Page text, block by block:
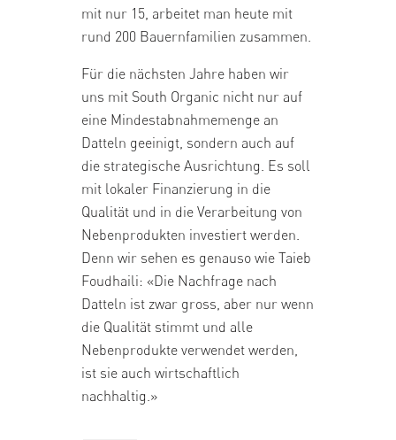
mit nur 15, arbeitet man heute mit
rund 200 Bauernfamilien zusammen.
Für die nächsten Jahre haben wir
uns mit South Organic nicht nur auf
eine Mindestabnahmemenge an
Datteln geeinigt, sondern auch auf
die strategische Ausrichtung. Es soll
mit lokaler Finanzierung in die
Qualität und in die Verarbeitung von
Nebenprodukten investiert werden.
Denn wir sehen es genauso wie Taieb
Foudhaili: «Die Nachfrage nach
Datteln ist zwar gross, aber nur wenn
die Qualität stimmt und alle
Nebenprodukte verwendet werden,
ist sie auch wirtschaftlich
nachhaltig.»